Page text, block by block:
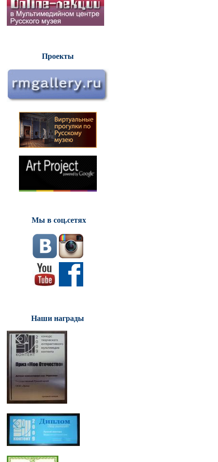
Проекты
Мы в соц.сетях
Наши награды